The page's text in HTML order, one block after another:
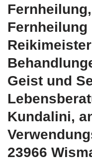
Fernheilung
Geist und
Kundalini,
23966